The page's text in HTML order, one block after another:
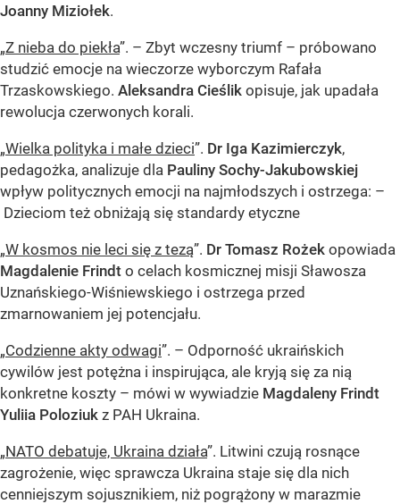
Joanny Miziołek.
„Z nieba do piekła”. – Zbyt wczesny triumf – próbowano
studzić emocje na wieczorze wyborczym Rafała
Trzaskowskiego. Aleksandra Cieślik opisuje, jak upadała
rewolucja czerwonych korali.
„Wielka polityka i małe dzieci”. Dr Iga Kazimierczyk,
pedagożka, analizuje dla Pauliny Sochy-Jakubowskiej
wpływ politycznych emocji na najmłodszych i ostrzega: –
Dzieciom też obniżają się standardy etyczne
„W kosmos nie leci się z tezą”. Dr Tomasz Rożek opowiada
Magdalenie Frindt o celach kosmicznej misji Sławosza
Uznańskiego-Wiśniewskiego i ostrzega przed
zmarnowaniem jej potencjału.
„Codzienne akty odwagi”. – Odporność ukraińskich
cywilów jest potężna i inspirująca, ale kryją się za nią
konkretne koszty – mówi w wywiadzie Magdaleny Frindt
Yuliia Poloziuk z PAH Ukraina.
„NATO debatuje, Ukraina działa”. Litwini czują rosnące
zagrożenie, więc sprawcza Ukraina staje się dla nich
cenniejszym sojusznikiem, niż pogrążony w marazmie